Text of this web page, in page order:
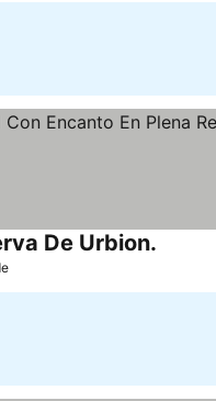
De Urbion.